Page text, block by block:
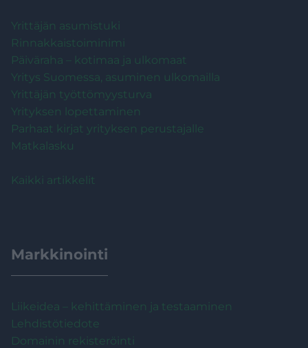
Yrittäjän asumistuki
Rinnakkaistoiminimi
Päiväraha – kotimaa ja ulkomaat
Yritys Suomessa, asuminen ulkomailla
Yrittäjän työttömyysturva
Yrityksen lopettaminen
Parhaat kirjat yrityksen perustajalle
Matkalasku
Kaikki artikkelit
Markkinointi
Liikeidea – kehittäminen ja testaaminen
Lehdistötiedote
Domainin rekisteröinti